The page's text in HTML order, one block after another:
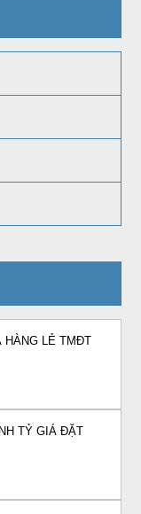
HÀNG LẺ TMĐT
TỶ GIÁ ĐẶT